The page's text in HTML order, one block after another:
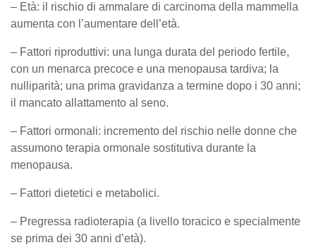
– Età: il rischio di ammalare di carcinoma della mammella
aumenta con l’aumentare dell’età.
– Fattori riproduttivi: una lunga durata del periodo fertile,
con un menarca precoce e una menopausa tardiva; la
nulliparità; una prima gravidanza a termine dopo i 30 anni;
il mancato allattamento al seno.
– Fattori ormonali: incremento del rischio nelle donne che
assumono terapia ormonale sostitutiva durante la
menopausa.
– Fattori dietetici e metabolici.
– Pregressa radioterapia (a livello toracico e specialmente
se prima dei 30 anni d’età).